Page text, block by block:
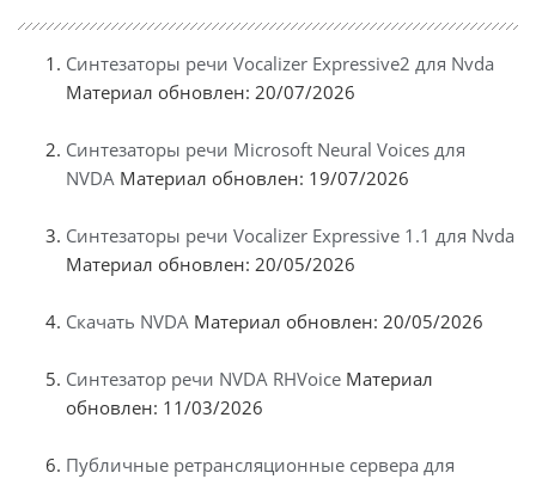
Синтезаторы речи Vocalizer Expressive2 для Nvda
Материал обновлен: 20/07/2026
Синтезаторы речи Microsoft Neural Voices для
NVDA Материал обновлен: 19/07/2026
Синтезаторы речи Vocalizer Expressive 1.1 для Nvda
Материал обновлен: 20/05/2026
Скачать NVDA Материал обновлен: 20/05/2026
Синтезатор речи NVDA RHVoice Материал
обновлен: 11/03/2026
Публичные ретрансляционные сервера для